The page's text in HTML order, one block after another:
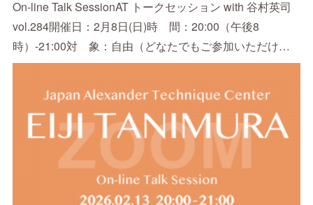
On-line Talk SessionAT トークセッション with 谷村英司
vol.284開催日：2月8日(日)時 間：20:00（午後8
時）-21:00対 象：自由（どなたでもご参加いただけ…